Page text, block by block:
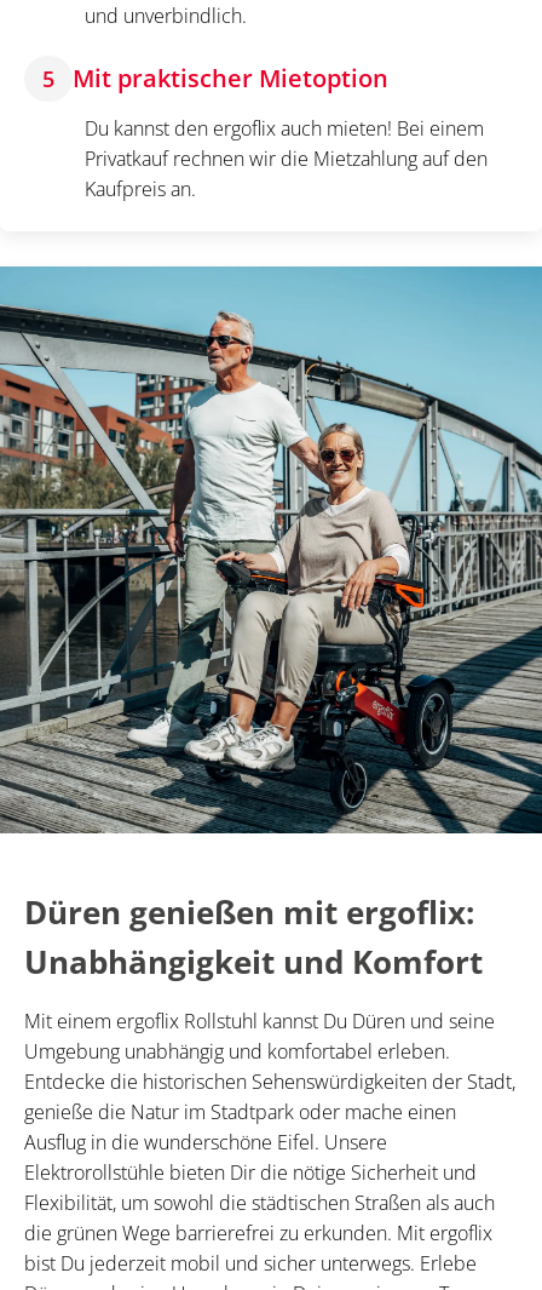
und unverbindlich.
5 Mit praktischer Mietoption
Du kannst den ergoflix auch mieten! Bei einem
Privatkauf rechnen wir die Mietzahlung auf den
Kaufpreis an.
Düren genießen mit ergoflix:
Unabhängigkeit und Komfort
Mit einem ergoflix Rollstuhl kannst Du Düren und seine
Umgebung unabhängig und komfortabel erleben.
Entdecke die historischen Sehenswürdigkeiten der Stadt,
genieße die Natur im Stadtpark oder mache einen
Ausflug in die wunderschöne Eifel. Unsere
Elektrorollstühle bieten Dir die nötige Sicherheit und
Flexibilität, um sowohl die städtischen Straßen als auch
die grünen Wege barrierefrei zu erkunden. Mit ergoflix
bist Du jederzeit mobil und sicher unterwegs. Erlebe